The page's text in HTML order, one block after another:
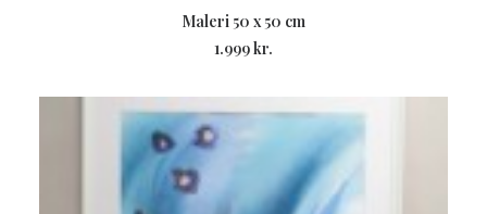
LÆS MERE
Maleri 50 x 50 cm
1.999kr.